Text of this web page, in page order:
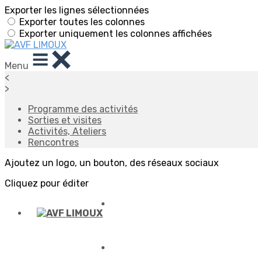
Exporter les lignes sélectionnées
Exporter toutes les colonnes
Exporter uniquement les colonnes affichées
Menu
<
>
Programme des activités
Sorties et visites
Activités, Ateliers
Rencontres
Ajoutez un logo, un bouton, des réseaux sociaux
Cliquez pour éditer